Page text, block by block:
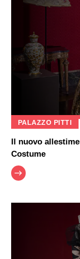
PALAZZO PITTI
Il nuovo
Costume